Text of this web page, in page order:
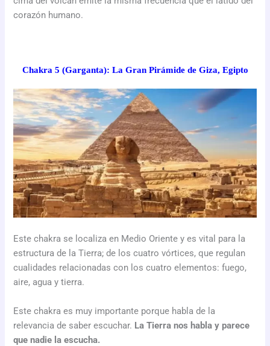
corazón humano.
Chakra 5 (Garganta): La Gran Pirámide de Giza, Egipto
Este chakra se localiza en Medio Oriente y es vital para la
estructura de la Tierra; de los cuatro vórtices, que regulan
cualidades relacionadas con los cuatro elementos: fuego,
aire, agua y tierra.
Este chakra es muy importante porque habla de la
relevancia de saber escuchar. La Tierra nos habla y parece
que nadie la escucha.